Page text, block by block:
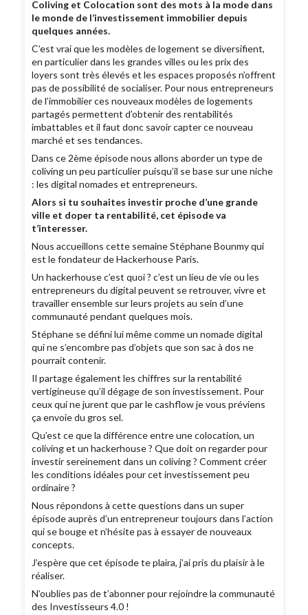
Coliving et Colocation sont des mots à la mode dans
le monde de l’investissement immobilier depuis
quelques années.
C’est vrai que les modèles de logement se diversifient,
en particulier dans les grandes villes ou les prix des
loyers sont très élevés et les espaces proposés n’offrent
pas de possibilité de socialiser. Pour nous entrepreneurs
de l’immobilier ces nouveaux modèles de logements
partagés permettent d’obtenir des rentabilités
imbattables et il faut donc savoir capter ce nouveau
marché et ses tendances.
Dans ce 2ème épisode nous allons aborder un type de
coliving un peu particulier puisqu’il se base sur une niche
: les digital nomades et entrepreneurs.
Alors si tu souhaites investir proche d’une grande
ville et doper ta rentabilité, cet épisode va
t’interesser.
Nous accueillons cette semaine Stéphane Bounmy qui
est le fondateur de Hackerhouse Paris.
Un hackerhouse c’est quoi ? c’est un lieu de vie ou les
entrepreneurs du digital peuvent se retrouver, vivre et
travailler ensemble sur leurs projets au sein d’une
communauté pendant quelques mois.
Stéphane se défini lui même comme un nomade digital
qui ne s’encombre pas d’objets que son sac à dos ne
pourrait contenir.
Il partage également les chiffres sur la rentabilité
vertigineuse qu’il dégage de son investissement. Pour
ceux qui ne jurent que par le cashflow je vous préviens
ça envoie du gros sel.
Qu’est ce que la différence entre une colocation, un
coliving et un hackerhouse ? Que doit on regarder pour
investir sereinement dans un coliving ? Comment créer
les conditions idéales pour cet investissement peu
ordinaire ?
Nous répondons à cette questions dans un super
épisode auprès d’un entrepreneur toujours dans l’action
qui se bouge et n’hésite pas à essayer de nouveaux
concepts.
J’espère que cet épisode te plaira, j’ai pris du plaisir à le
réaliser.
N’oublies pas de t’abonner pour rejoindre la communauté
des Investisseurs 4.0 !